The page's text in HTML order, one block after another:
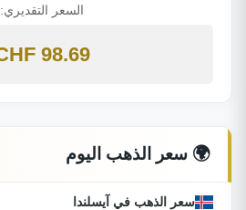
السعر التقديري:
98.69 CHF
🌍 سعر الذهب اليوم
سعر الذهب في آيسلندا